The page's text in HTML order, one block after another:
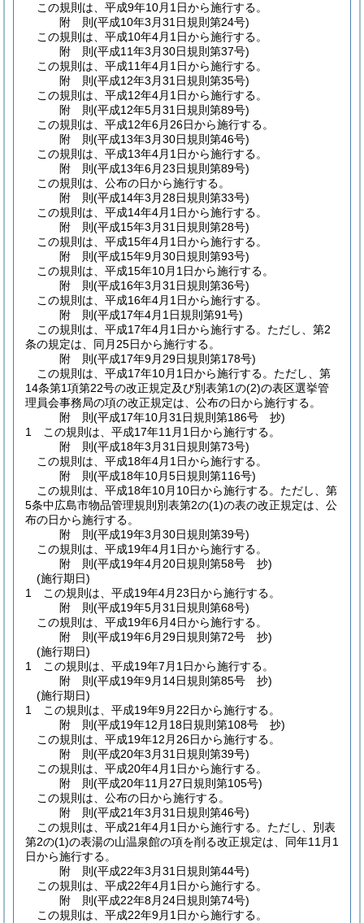
この規則は、平成9年10月1日から施行する。
附 則(平成10年3月31日規則第24号)
この規則は、平成10年4月1日から施行する。
附 則(平成11年3月30日規則第37号)
この規則は、平成11年4月1日から施行する。
附 則(平成12年3月31日規則第35号)
この規則は、平成12年4月1日から施行する。
附 則(平成12年5月31日規則第89号)
この規則は、平成12年6月26日から施行する。
附 則(平成13年3月30日規則第46号)
この規則は、平成13年4月1日から施行する。
附 則(平成13年6月23日規則第89号)
この規則は、公布の日から施行する。
附 則(平成14年3月28日規則第33号)
この規則は、平成14年4月1日から施行する。
附 則(平成15年3月31日規則第28号)
この規則は、平成15年4月1日から施行する。
附 則(平成15年9月30日規則第93号)
この規則は、平成15年10月1日から施行する。
附 則(平成16年3月31日規則第36号)
この規則は、平成16年4月1日から施行する。
附 則(平成17年4月1日規則第91号)
この規則は、平成17年4月1日から施行する。 ただし、第2
条の規定は、同月25日から施行する。
附 則(平成17年9月29日規則第178号)
この規則は、平成17年10月1日から施行する。 ただし、第
14条第1項第22号の改正規定及び別表第1の(2)の表区選挙管
理員会事務局の項の改正規定は、公布の日から施行する。
附 則(平成17年10月31日規則第186号 抄)
1
この規則は、平成17年11月1日から施行する。
附 則(平成18年3月31日規則第73号)
この規則は、平成18年4月1日から施行する。
附 則(平成18年10月5日規則第116号)
この規則は、平成18年10月10日から施行する。 ただし、第
5条中広島市物品管理規則別表第2の(1)の表の改正規定は、公
布の日から施行する。
附 則(平成19年3月30日規則第39号)
この規則は、平成19年4月1日から施行する。
附 則(平成19年4月20日規則第58号 抄)
(施行期日)
1
この規則は、平成19年4月23日から施行する。
附 則(平成19年5月31日規則第68号)
この規則は、平成19年6月4日から施行する。
附 則(平成19年6月29日規則第72号 抄)
(施行期日)
1
この規則は、平成19年7月1日から施行する。
附 則(平成19年9月14日規則第85号 抄)
(施行期日)
1
この規則は、平成19年9月22日から施行する。
附 則(平成19年12月18日規則第108号 抄)
この規則は、平成19年12月26日から施行する。
附 則(平成20年3月31日規則第39号)
この規則は、平成20年4月1日から施行する。
附 則(平成20年11月27日規則第105号)
この規則は、公布の日から施行する。
附 則(平成21年3月31日規則第46号)
この規則は、平成21年4月1日から施行する。 ただし、別表
第2の(1)の表湯の山温泉館の項を削る改正規定は、同年11月1
日から施行する。
附 則(平成22年3月31日規則第44号)
この規則は、平成22年4月1日から施行する。
附 則(平成22年8月24日規則第74号)
この規則は、平成22年9月1日から施行する。